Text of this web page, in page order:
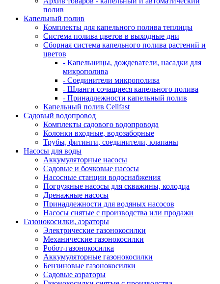
полив
Капельный полив
Комплекты для капельного полива теплицы
Система полива цветов в выходные дни
Сборная система капельного полива растений и
цветов
- Капельницы, дождеватели, насадки для
микрополива
- Соединители микрополива
- Шланги сочащиеся капельного полива
- Принадлежности капельный полив
Капельный полив Cellfast
Садовый водопровод
Комплекты садового водопровода
Колонки входные, водозаборные
Трубы, фитинги, соединители, клапаны
Насосы для воды
Аккумуляторные насосы
Садовые и бочковые насосы
Насосные станции водоснабжения
Погружные насосы для скважины, колодца
Дренажные насосы
Принадлежности для водяных насосов
Насосы снятые с производства или продажи
Газонокосилки, аэраторы
Электрические газонокосилки
Механические газонокосилки
Робот-газонокосилка
Аккумуляторные газонокосилки
Бензиновые газонокосилки
Садовые аэраторы